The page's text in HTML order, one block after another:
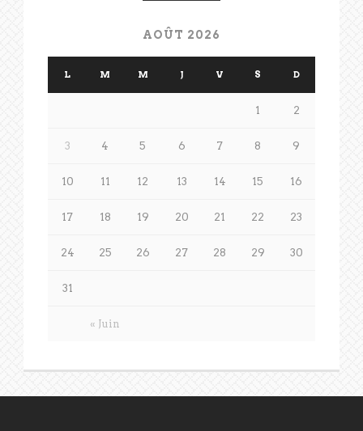
AOÛT 2026
L M M J V S D
« Juin
1 2
3 4 5 6 7 8 9
10 11 12 13 14 15 16
17 18 19 20 21 22 23
24 25 26 27 28 29 30
31